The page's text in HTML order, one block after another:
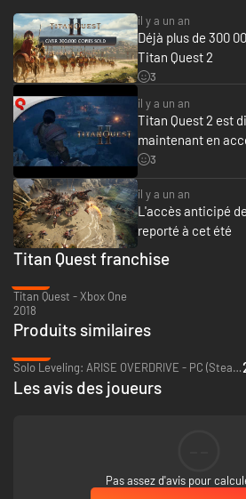
Affrontez des créatures classiques issues de
du jeu original Titan Quest, telles que les
griffons, les hippocampes et les cyclopes, et
héros est loin d’être révolue.
Titan Quest II propose une campagne
l’exploration, dans un monde empli de
Des monstres rôdent dans des bois oubliés, et
chaque statue, une histoire.
Visitez des villes mémorables, pleines de vie
conversations que vous engagez et les objets
il y a un an
Déjà plus de 300
Titan Quest 2
3
il y a un an
Titan Quest 2 est
maintenant en
3
il y a un an
L'accès anticipé
reporté à cet été
Titan Quest franchise
Titan Quest - Xbox One
2018
Produits similaires
Solo Leveling: ARISE OVERDRIVE - PC (Steam)
Les avis des joueurs
Pas assez d'avis pour